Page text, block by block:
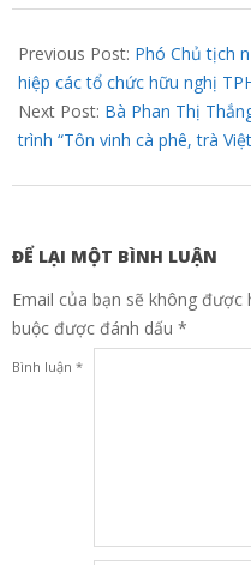
07
Previous Post: Phó Chủ tịch
hiệp các tổ chức hữu nghị
Next Post: Bà Phan Thị
trình “Tôn vinh cà phê, trà
ĐỂ LẠI MỘT BÌNH LUẬN
Email của bạn sẽ không được
buộc được đánh dấu *
Bình luận *